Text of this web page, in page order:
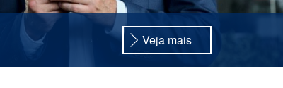
financeiro
é uma realidade. Mais do que
vem liderando o uso de novas tecnologias
Veja mais